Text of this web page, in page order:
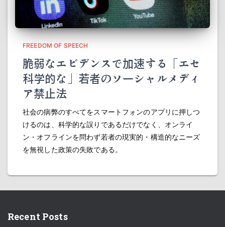
FREEDOM OF SPEECH
脆弱なエビデンスで加速する「エセ
科学的な」若者のソーシャルメディ
ア禁止法
社会の病弊のすべてをスマートフォンのアプリに押しつ
けるのは、科学的な誤りであるだけでなく、オンライ
ン・オフラインを問わず若者の現実的・構造的なニーズ
を無視した政策の失敗である。
Recent Posts